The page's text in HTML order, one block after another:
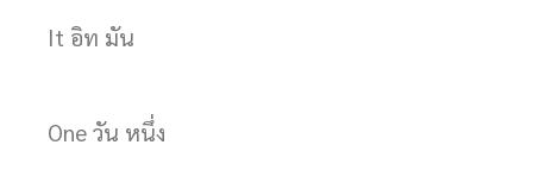
It อิท มัน
One วัน หนึ่ง